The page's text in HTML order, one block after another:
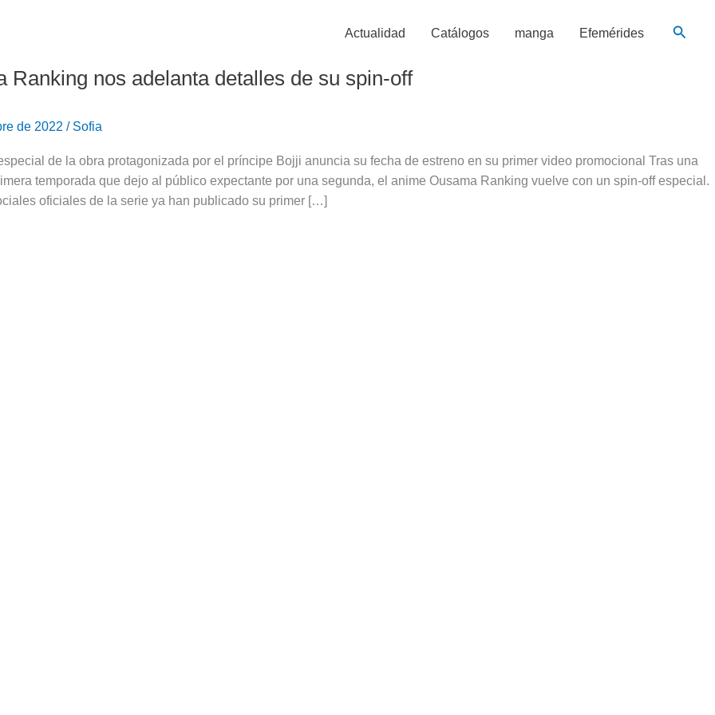
Actualidad Catálogos manga Efemérides
Ranking nos adelanta detalles de su spin-off
de 2022 / Sofia
de la obra protagonizada por el príncipe Bojji anuncia su fecha de estreno en su primer video promocional Tras una
temporada que dejo al público expectante por una segunda, el anime Ousama Ranking vuelve con un spin-off especial.
oficiales de la serie ya han publicado su primer […]